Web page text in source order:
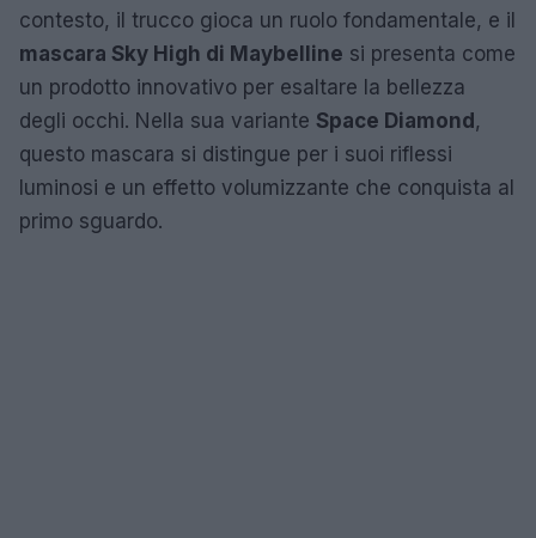
contesto, il trucco gioca un ruolo fondamentale, e il
mascara Sky High di Maybelline si presenta come
un prodotto innovativo per esaltare la bellezza
degli occhi. Nella sua variante Space Diamond,
questo mascara si distingue per i suoi riflessi
luminosi e un effetto volumizzante che conquista al
primo sguardo.